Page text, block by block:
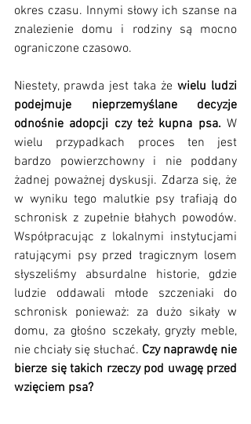
okres czasu. Innymi słowy ich szanse na
znalezienie domu i rodziny są mocno
ograniczone czasowo.
Niestety, prawda jest taka że wielu ludzi
podejmuje nieprzemyślane decyzje
odnośnie adopcji czy też kupna psa. W
wielu przypadkach proces ten jest
bardzo powierzchowny i nie poddany
żadnej poważnej dyskusji. Zdarza się, że
w wyniku tego malutkie psy trafiają do
schronisk z zupełnie błahych powodów.
Współpracując z lokalnymi instytucjami
ratującymi psy przed tragicznym losem
słyszeliśmy absurdalne historie, gdzie
ludzie oddawali młode szczeniaki do
schronisk ponieważ: za dużo sikały w
domu, za głośno sczekały, gryzły meble,
nie chciały się słuchać. Czy naprawdę nie
bierze się takich rzeczy pod uwagę przed
wzięciem psa?